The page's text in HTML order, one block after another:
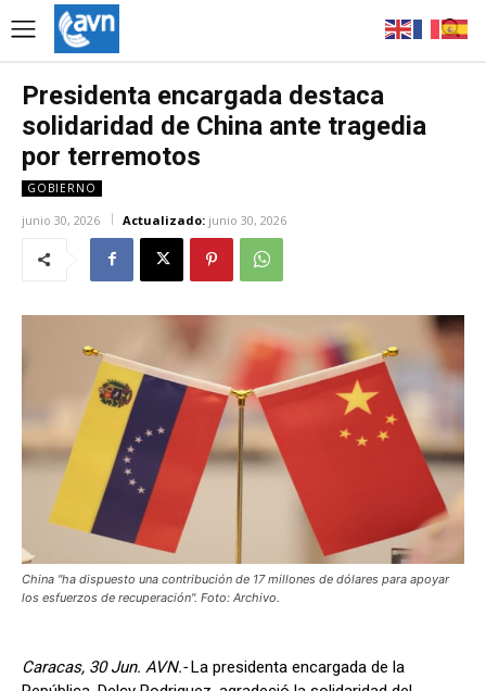
Presidenta encargada destaca
solidaridad de China ante tragedia
por terremotos
GOBIERNO
junio 30, 2026 Actualizado: junio 30, 2026
China "ha dispuesto una contribución de 17 millones de dólares para apoyar
los esfuerzos de recuperación". Foto: Archivo.
Caracas, 30 Jun. AVN.- La presidenta encargada de la